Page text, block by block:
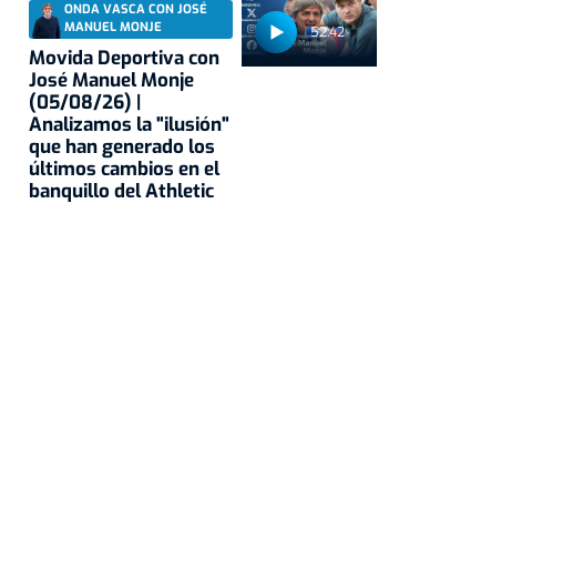
52:42
ONDA VASCA CON JOSÉ
MANUEL MONJE
Movida Deportiva con
José Manuel Monje
(05/08/26) |
Analizamos la "ilusión"
que han generado los
últimos cambios en el
banquillo del Athletic